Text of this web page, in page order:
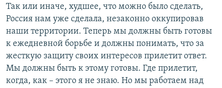
Так или иначе, худшее, что можно было сделать,
Россия нам уже сделала, незаконно оккупировав
наши территории. Теперь мы должны быть готовы
к ежедневной борьбе и должны понимать, что за
жесткую защиту своих интересов прилетит ответ.
Мы должны быть к этому готовы. Где прилетит,
когда, как – этого я не знаю. Но мы работаем над